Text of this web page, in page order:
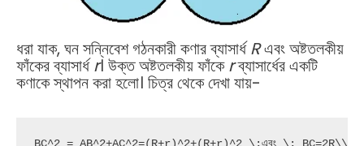
ধরা যাক, ঘন সন্নিবেশ গঠনকারী কণার ব্যাসার্ধRএবং অষ্টতলকীয়
ফাঁকের ব্যাসার্ধr। উক্ত অষ্টতলকীয় ফাঁকেrব্যাসার্ধের একটি
কণাকে স্থাপন করা হলো। চিত্র থেকে দেখা যায়-